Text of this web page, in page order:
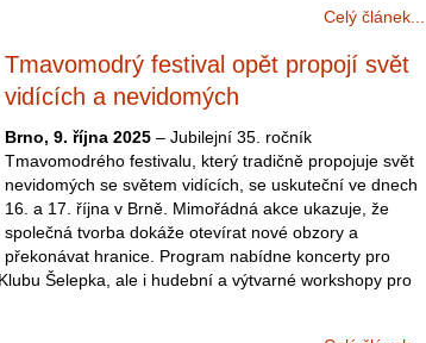
Celý článek...
Tmavomodrý festival opět propojí svět
vidících a nevidomých
Brno, 9. října 2025 – Jubilejní 35. ročník
Tmavomodrého festivalu, který tradičně propojuje svět
nevidomých se světem vidících, se uskuteční ve dnech
16. a 17. října v Brně. Mimořádná akce ukazuje, že
společná tvorba dokáže otevírat nové obzory a
překonávat hranice. Program nabídne koncerty pro
Šelepka, ale i hudební a výtvarné workshopy pro
Celý článek...